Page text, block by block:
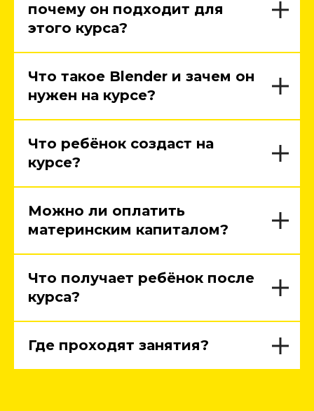
почему он подходит для
этого курса?
Что такое Blender и зачем он
нужен на курсе?
Что ребёнок создаст на
курсе?
Можно ли оплатить
материнским капиталом?
Что получает ребёнок после
курса?
Где проходят занятия?